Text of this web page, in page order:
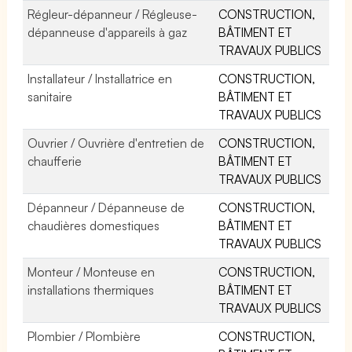
Régleur-dépanneur / Régleuse-
dépanneuse d'appareils à gaz
CONSTRUCTION,
BÂTIMENT ET
TRAVAUX PUBLICS
Installateur / Installatrice en
sanitaire
CONSTRUCTION,
BÂTIMENT ET
TRAVAUX PUBLICS
Ouvrier / Ouvrière d'entretien de
chaufferie
CONSTRUCTION,
BÂTIMENT ET
TRAVAUX PUBLICS
Dépanneur / Dépanneuse de
chaudières domestiques
CONSTRUCTION,
BÂTIMENT ET
TRAVAUX PUBLICS
Monteur / Monteuse en
installations thermiques
CONSTRUCTION,
BÂTIMENT ET
TRAVAUX PUBLICS
Plombier / Plombière
CONSTRUCTION,